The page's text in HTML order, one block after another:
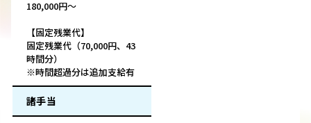
180,000円～
【固定残業代】
固定残業代（70,000円、43
時間分）
※時間超過分は追加支給有
諸手当